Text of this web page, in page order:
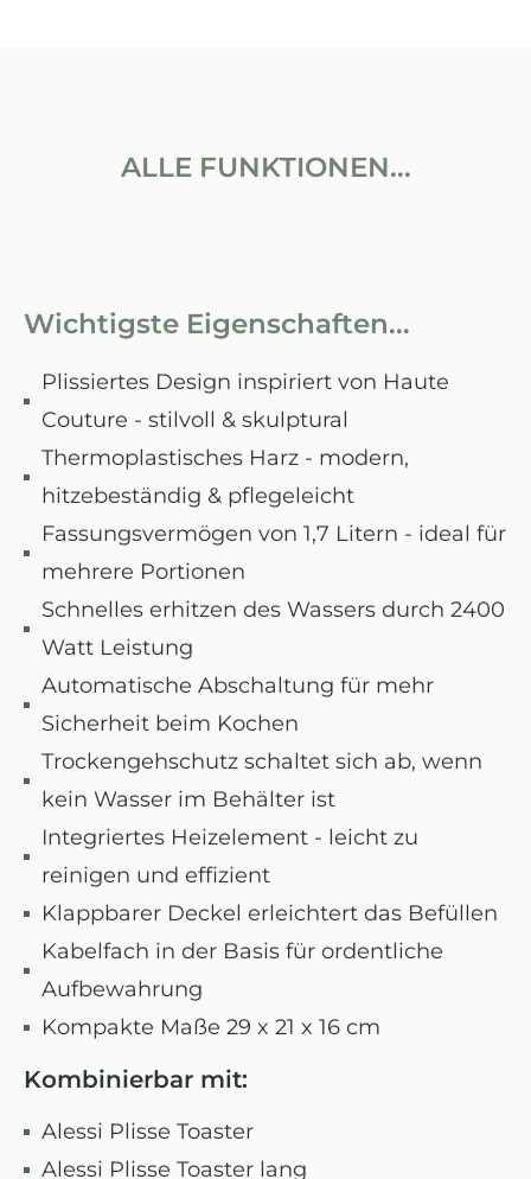
ALLE FUNKTIONEN...
Wichtigste Eigenschaften...
Plissiertes Design inspiriert von Haute
Couture - stilvoll & skulptural
Thermoplastisches Harz - modern,
hitzebeständig & pflegeleicht
Fassungsvermögen von 1,7 Litern - ideal für
mehrere Portionen
Schnelles erhitzen des Wassers durch 2400
Watt Leistung
Automatische Abschaltung für mehr
Sicherheit beim Kochen
Trockengehschutz schaltet sich ab, wenn
kein Wasser im Behälter ist
Integriertes Heizelement - leicht zu
reinigen und effizient
Klappbarer Deckel erleichtert das Befüllen
Kabelfach in der Basis für ordentliche
Aufbewahrung
Kompakte Maße 29 x 21 x 16 cm
Kombinierbar mit:
Alessi Plisse Toaster
Alessi Plisse Toaster lang